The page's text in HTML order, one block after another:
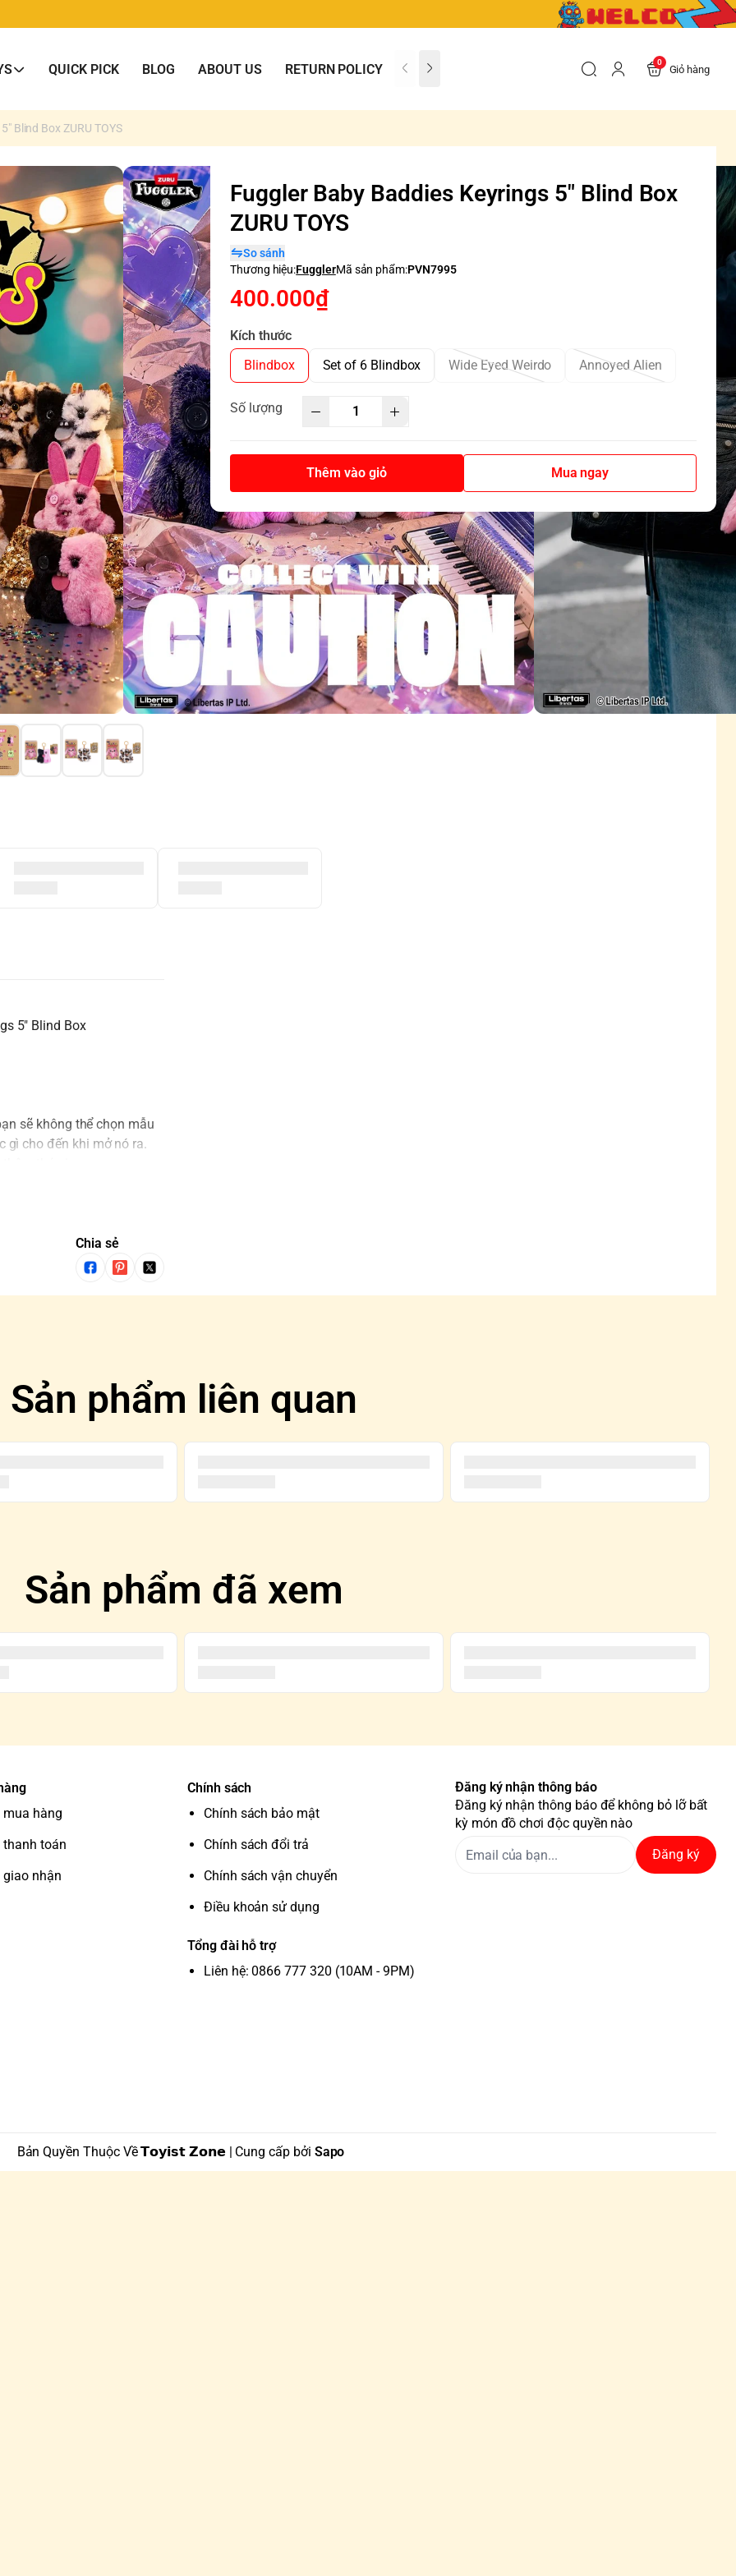
QUICK PICK BLOG ABOUT US RETURN POLICY CONTACT US 0
Giỏ hàng
Blind Box ZURU TOYS
Fuggler Baby Baddies Keyrings 5" Blind Box
ZURU TOYS
So sánh
Thương hiệu:FugglerMã sản phẩm:PVN7995
400.000₫
Kích thước
Blindbox
Set of 6 Blindbox Wide Eyed Weirdo Annoyed Alien
Số lượng
Thêm vào giỏ Mua ngay
5" Blind Box
sẽ không thể chọn mẫu
gì cho đến khi mở nó ra.
hợp mua cả SET và
Chia sẻ
Sản phẩm liên quan
Sản phẩm đã xem
mua hàng
thanh toán
giao nhận
Chính sách
Chính sách bảo mật
Chính sách đổi trả
Chính sách vận chuyển
Điều khoản sử dụng
Tổng đài hỗ trợ
Liên hệ: 0866 777 320 (10AM - 9PM)
Đăng ký nhận thông báo
Đăng ký nhận thông báo để không bỏ lỡ bất
kỳ món đồ chơi độc quyền nào
Đăng ký
Bản Quyền Thuộc Về 𝗧𝗼𝘆𝗶𝘀𝘁 𝗭𝗼𝗻𝗲 | Cung cấp bởi Sapo